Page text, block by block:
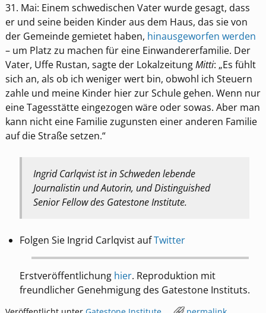
31. Mai: Einem schwedischen Vater wurde gesagt, dass
er und seine beiden Kinder aus dem Haus, das sie von
der Gemeinde gemietet haben, hinausgeworfen werden
– um Platz zu machen für eine Einwandererfamilie. Der
Vater, Uffe Rustan, sagte der LokalzeitungMitti: „Es fühlt
sich an, als ob ich weniger wert bin, obwohl ich Steuern
zahle und meine Kinder hier zur Schule gehen. Wenn nur
eine Tagesstätte eingezogen wäre oder sowas. Aber man
kann nicht eine Familie zugunsten einer anderen Familie
auf die Straße setzen.“
Ingrid Carlqvist ist in Schweden lebende
Journalistin und Autorin, und Distinguished
Senior Fellow des Gatestone Institute.
Folgen Sie Ingrid Carlqvist aufTwitter
Erstveröffentlichung hier. Reproduktion mit
freundlicher Genehmigung des Gatestone Instituts.